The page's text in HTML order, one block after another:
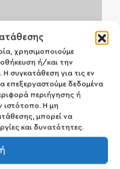
χρησιμοποιούμε
ή/και την
συγκατάθεση για τις εν
επεξεργαστούμε δεδομένα
περιήγησης ή
ιστότοπο. Η μη
μπορεί να
και δυνατότητες.